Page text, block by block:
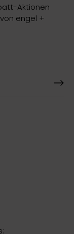
Aktionen
engel +